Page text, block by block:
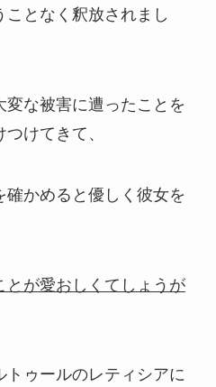
となく釈放されまし
な被害に遭ったことを
けてきて、
確かめると優しく彼女を
とが愛おしくてしょうが
トゥールのレティシアに